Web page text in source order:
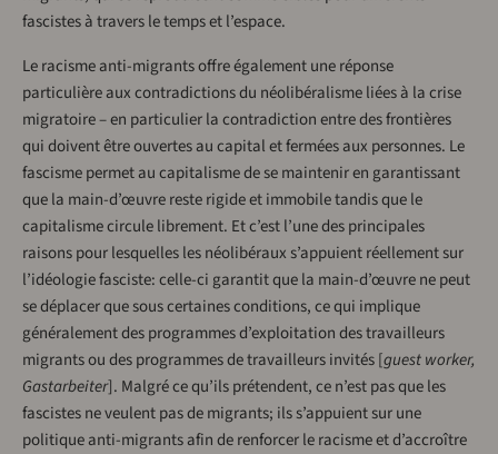
fascistes à travers le temps et l’espace.
Le racisme anti-migrants offre également une réponse
particulière aux contradictions du néolibéralisme liées à la crise
migratoire – en particulier la contradiction entre des frontières
qui doivent être ouvertes au capital et fermées aux personnes. Le
fascisme permet au capitalisme de se maintenir en garantissant
que la main-d’œuvre reste rigide et immobile tandis que le
capitalisme circule librement. Et c’est l’une des principales
raisons pour lesquelles les néolibéraux s’appuient réellement sur
l’idéologie fasciste: celle-ci garantit que la main-d’œuvre ne peut
se déplacer que sous certaines conditions, ce qui implique
généralement des programmes d’exploitation des travailleurs
migrants ou des programmes de travailleurs invités [guest worker,
Gastarbeiter]. Malgré ce qu’ils prétendent, ce n’est pas que les
fascistes ne veulent pas de migrants; ils s’appuient sur une
politique anti-migrants afin de renforcer le racisme et d’accroître